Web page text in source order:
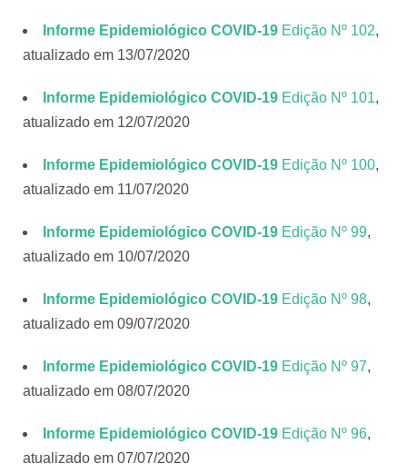
Informe Epidemiológico COVID-19 Edição Nº 102,
atualizado em 13/07/2020
Informe Epidemiológico COVID-19 Edição Nº 101,
atualizado em 12/07/2020
Informe Epidemiológico COVID-19 Edição Nº 100,
atualizado em 11/07/2020
Informe Epidemiológico COVID-19 Edição Nº 99,
atualizado em 10/07/2020
Informe Epidemiológico COVID-19 Edição Nº 98,
atualizado em 09/07/2020
Informe Epidemiológico COVID-19 Edição Nº 97,
atualizado em 08/07/2020
Informe Epidemiológico COVID-19 Edição Nº 96,
atualizado em 07/07/2020